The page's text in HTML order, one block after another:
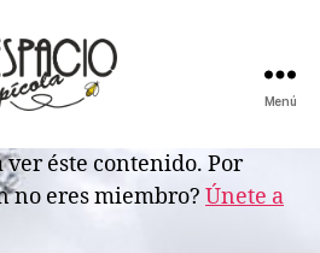
APICOLA
Menú
ver éste contenido. Por
no eres miembro? Únete a